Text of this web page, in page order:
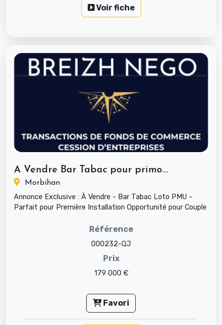
Voir fiche
A Vendre Bar Tabac pour primo...
Morbihan
Annonce Exclusive : À Vendre - Bar Tabac Loto PMU -
Parfait pour Première Installation Opportunité pour Couple
Référence
000232-QJ
Prix
179 000 €
Favori